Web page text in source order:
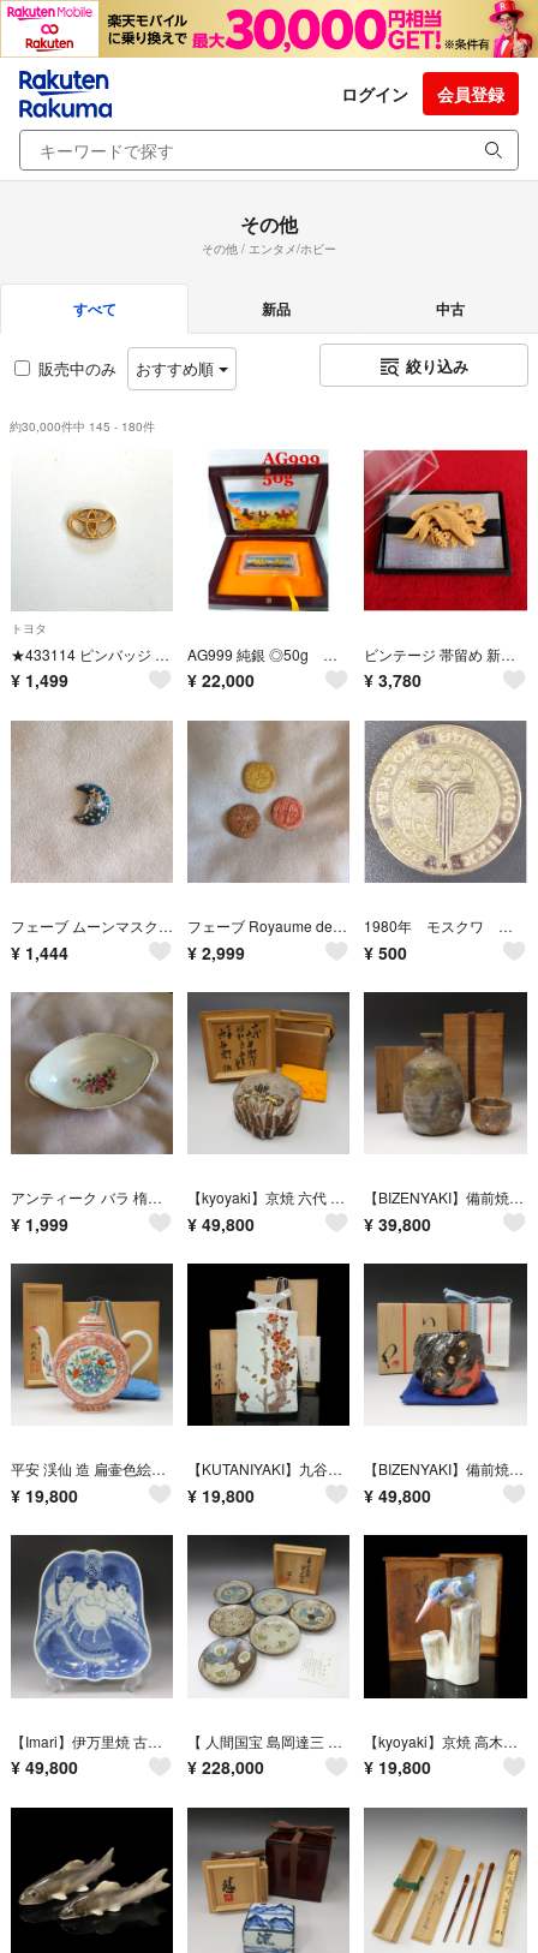
ログイン 会員登録
その他
その他 / エンタメ/ホビー
すべて 新品 中古
販売中のみ おすすめ順 絞り込み
約30,000件中 145 - 180件
トヨタ
★433114 ピンバッジ ピンズ★トヨタ TOYOTA ロゴ エンブレム 金彩
¥ 1,499
AG999 純銀 ◎50g 銀インゴット 銀バー 中華銀條 馬到成功
¥ 22,000
ビンテージ 帯留め 新品 竹 彫刻 鯉 流水 花 手彫り ケース付属
¥ 3,780
フェーブ ムーンマスク オブ ヴェネツィア
¥ 1,444
フェーブ Royaume de la Gourmandise 美食の王国 通貨
¥ 2,999
1980年 モスクワ オリンピック 記念メダル
¥ 500
アンティーク バラ 楕円形 ボウル 皿
¥ 1,999
【kyoyaki】京焼 六代 清水六兵衛 造 銀白幼刻文菖蒲香合 七代 清水六兵衛 識箱 ( 昭和五十五年 夏 ) 陶磁器 _ 茶道具
¥ 49,800
【BIZENYAKI】備前焼 【 人間国宝 山本陶秀 】 造 備前徳利 猪口 陶印：万 陶磁器 _ 酒器
¥ 39,800
平安 渓仙 造 扁壷色絵花鳥図 水注 陶磁器 _ 煎茶道具
¥ 19,800
【KUTANIYAKI】九谷焼 山田義明 ( 龍山 ) 造 色絵梅花図 扁壷 陶磁器 _ 骨董品
¥ 19,800
【BIZENYAKI】備前焼 市川透 造 ぐい呑み 酒器 陶磁器 _ 骨董品
¥ 49,800
【Imari】伊万里焼 古伊万里 力士図 軍配形 皿 ( 大相撲 横綱 ) 陶磁器 _ 骨董品
¥ 49,800
【 人間国宝 島岡達三 】 造 象嵌赤絵 絵変組皿 6客 陶磁器 _ 骨董品
¥ 228,000
【kyoyaki】京焼 高木鳳子 造 翡翠鮎 置物 陶磁器 _ 骨董品
¥ 19,800